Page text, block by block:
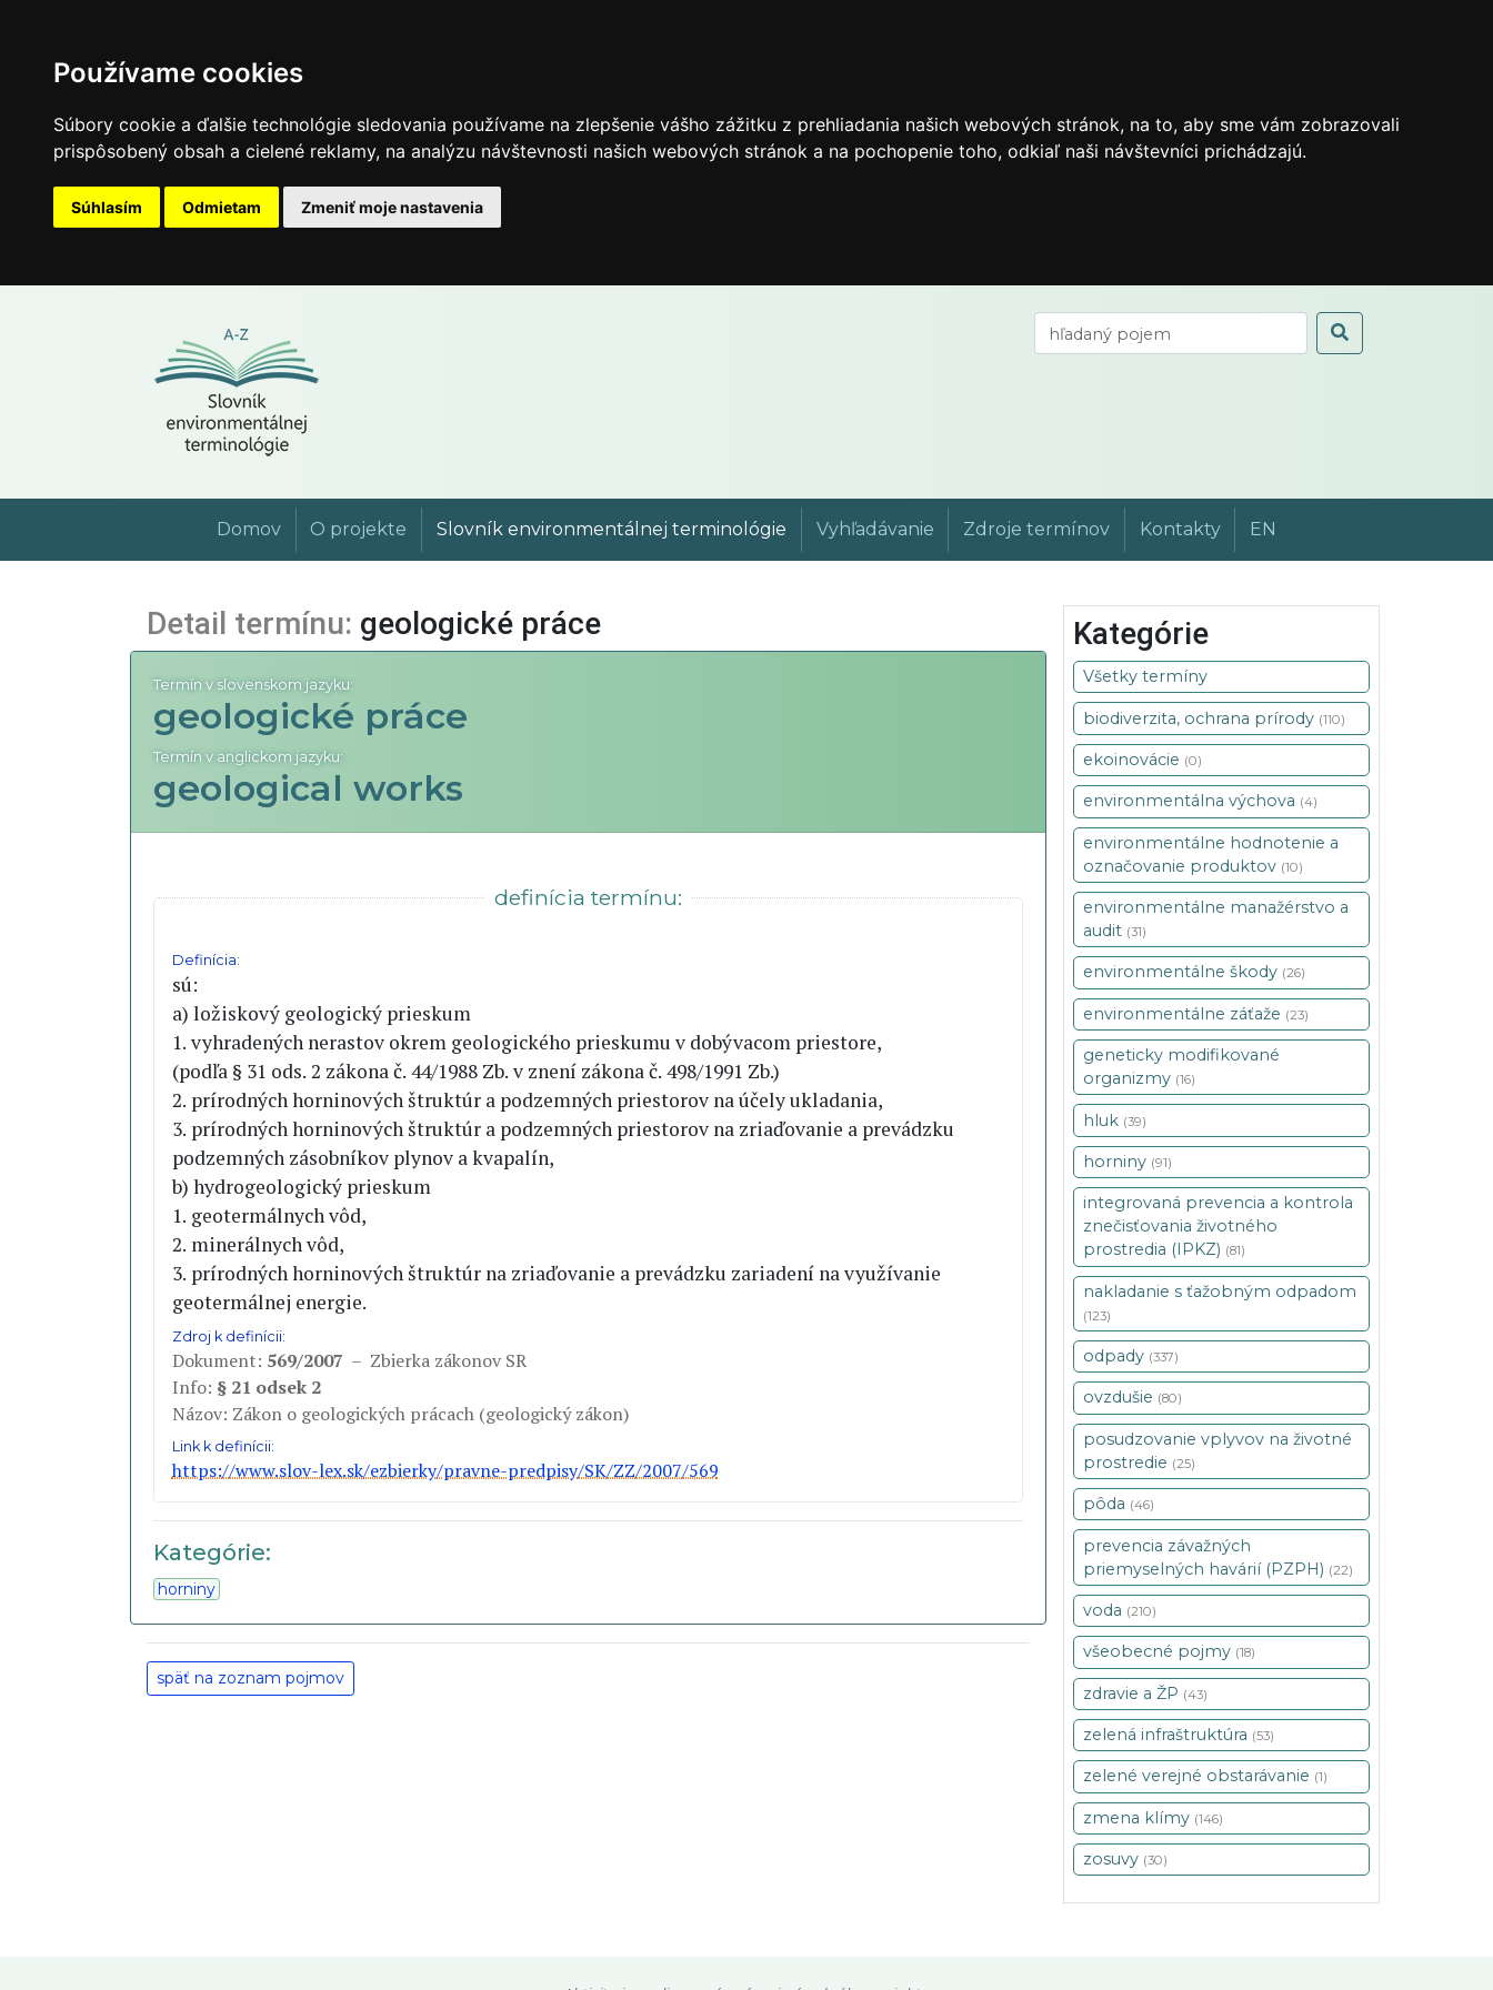
Používame cookies
Súbory cookie a ďalšie technológie sledovania používame na zlepšenie vášho zážitku z prehliadania našich webových stránok, na to, aby sme vám zobrazovali
prispôsobený obsah a cielené reklamy, na analýzu návštevnosti našich webových stránok a na pochopenie toho, odkiaľ naši návštevníci prichádzajú.
Súhlasím Odmietam Zmeniť moje nastavenia
Domov O projekte Slovník environmentálnej terminológie Vyhľadávanie Zdroje termínov Kontakty EN
Detail termínu: geologické práce
Termín v slovenskom jazyku:
geologické práce
Termín v anglickom jazyku:
geological works
definícia termínu:
Definícia:
sú:
a) ložiskový geologický prieskum
1. vyhradených nerastov okrem geologického prieskumu v dobývacom priestore,
(podľa § 31 ods. 2 zákona č. 44/1988 Zb. v znení zákona č. 498/1991 Zb.)
2. prírodných horninových štruktúr a podzemných priestorov na účely ukladania,
3. prírodných horninových štruktúr a podzemných priestorov na zriaďovanie a prevádzku
podzemných zásobníkov plynov a kvapalín,
b) hydrogeologický prieskum
1. geotermálnych vôd,
2. minerálnych vôd,
3. prírodných horninových štruktúr na zriaďovanie a prevádzku zariadení na využívanie
geotermálnej energie.
Zdroj k definícii:
Dokument: 569/2007
– Zbierka zákonov SR
Info: § 21 odsek 2
Názov: Zákon o geologických prácach (geologický zákon)
Link k definícii:
https://www.slov-lex.sk/ezbierky/pravne-predpisy/SK/ZZ/2007/569
Kategórie:
horniny
späť na zoznam pojmov
Kategórie
Všetky termíny
biodiverzita, ochrana prírody (110)
ekoinovácie (0)
environmentálna výchova (4)
environmentálne hodnotenie a
označovanie produktov (10)
environmentálne manažérstvo a
audit (31)
environmentálne škody (26)
environmentálne záťaže (23)
geneticky modifikované
organizmy (16)
hluk (39)
horniny (91)
integrovaná prevencia a kontrola
znečisťovania životného
prostredia (IPKZ) (81)
nakladanie s ťažobným odpadom
(123)
odpady (337)
ovzdušie (80)
posudzovanie vplyvov na životné
prostredie (25)
pôda (46)
prevencia závažných
priemyselných havárií (PZPH) (22)
voda (210)
všeobecné pojmy (18)
zdravie a ŽP (43)
zelená infraštruktúra (53)
zelené verejné obstarávanie (1)
zmena klímy (146)
zosuvy (30)